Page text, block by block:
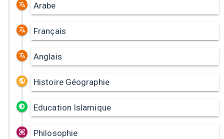
Arabe
Français
Anglais
Histoire Géographie
Education Islamique
Philosophie